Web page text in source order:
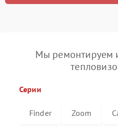
Мы ремонтируем
Серии
Finder Zoom